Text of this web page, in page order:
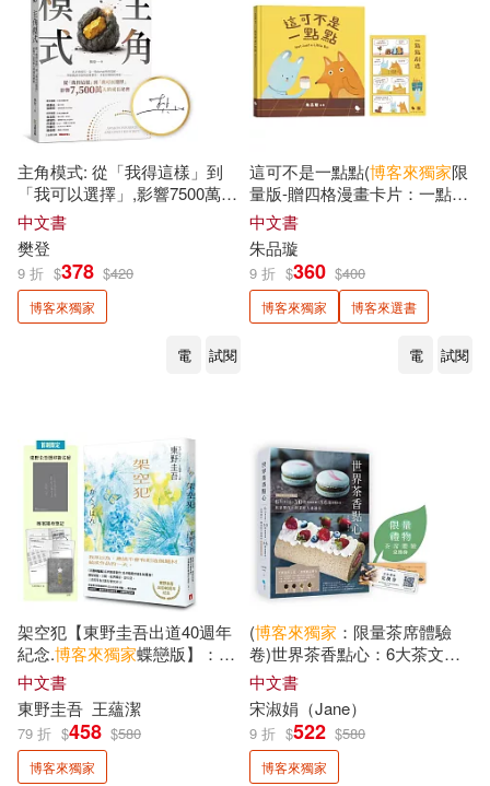
微微蔡(2)
怪物講師教學團隊（台灣）(2)
怪物講師教學團隊（臺灣）(2)
成語蕎(2) 戴倫．哈迪(2)
摩根．豪瑟(2) 方丈貴惠(2)
施智超(2)
末井昭(2) 李儀婷(2)
李宗玥(2) 李慕盈(2)
李昌圭(2) 李明川(2)
李欣倚(2) 李瑾倫(2)
村上詩子(2) 林大利(2)
小異出版(1) 小鯨生活文創(1)
常常生活文創(1) 平心出版(1)
幼福(1) 快樂文化(1)
拾青文化(1)
推守文化(1) 文經社(1)
新樂園(1)
新經典文化(1)
日日學(1) 春山出版(1)
是日創意文化(1)
更生文化設計有限公司(1)
有理文化(1) 李茲文化(1)
果力文化(1) 柿子文化(1)
主角模式: 從「我得這樣」到
「我可以選擇」,影響7500萬人
的成長祕密【
親簽版】
中文書
樊登
9 折 $378 $420
博客來獨家
電 試閱
這可不是一點點(博客來獨家限
量版-贈四格漫畫卡片：一點點
劇透)
中文書
朱品璇
9 折 $360 $400
博客來獨家 博客來選書
電 試閱
架空犯【東野圭吾出道40週年
紀念.博客來獨家蝶戀版】：
《天鵝與蝙蝠》系列重磅新作!
首刷限定 東野圭吾燙印簽名扉
╳ 辦案隨身筆記!
中文書
東野圭吾 王蘊潔
79 折 $458 $580
博客來獨家
(博客來獨家 ：限量茶席體驗
卷)世界茶香點心：6大茶文化
╳30款經典茶類╳56道甜點飲
品，居家製作、創業配方通通
有【附QRCODE影片】
中文書
宋淑娟（Jane）
9 折 $522 $580
博客來獨家